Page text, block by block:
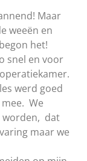
Maar
weeën en
het!
snel en voor
werd goed
We
worden, dat
maar we